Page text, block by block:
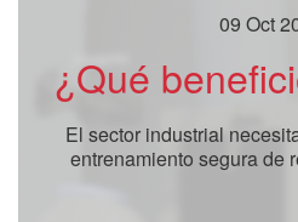
09 Oct
El sector industrial
entrenamiento segura de